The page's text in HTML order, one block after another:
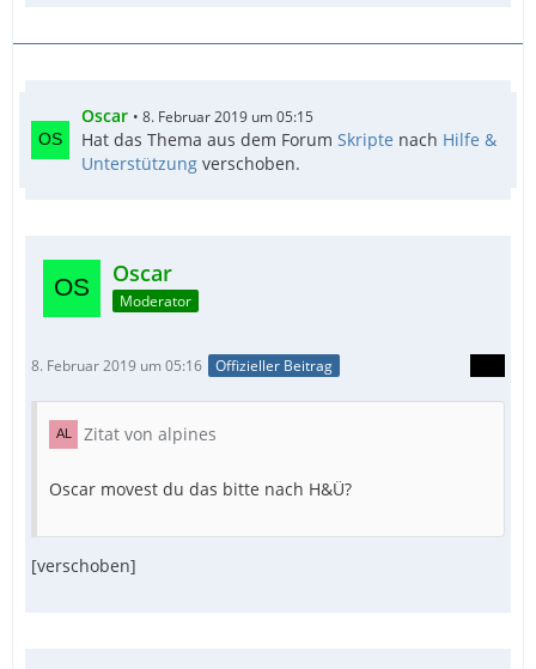
Oscar 8. Februar 2019 um 05:15
Hat das Thema aus dem Forum Skripte nach Hilfe &
Unterstützung verschoben.
Oscar
Moderator
8. Februar 2019 um 05:16 Offizieller Beitrag
Zitat von alpines
Oscar movest du das bitte nach H&Ü?
[verschoben]